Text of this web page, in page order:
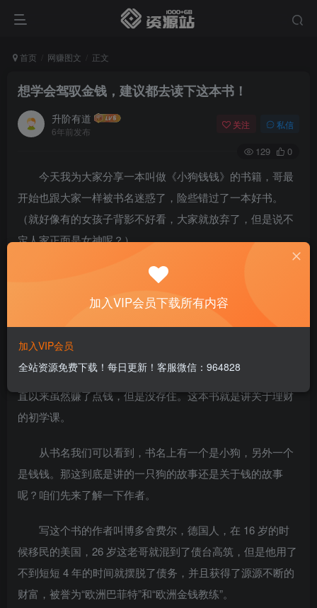
首页 网赚图文 正文
想学会驾驭金钱，建议都去读下这本书！
升阶有道
6年前发布
关注 私信
129 0
今天我为大家分享一本叫做《小狗钱钱》的书籍，哥最
开始也跟大家一样被书名迷惑了，险些错过了一本好书。
（就好像有的女孩子背影不好看，大家就放弃了，但是说不
定人家正面是女神呢？）
我认为真正的好书就是把一个非常深奥的道理讲的非常
的浅显，而小狗钱钱恰好就是这样一本书。就好像佛主告诉
句很简单的话。
这是一本什么样的书呢？这本书是讲关于理财的，哥一
直以来虽然赚了点钱，但是没存住。这本书就是讲关于理财
的初学课。
从书名我们可以看到，书名上有一个是小狗，另外一个
是钱钱。那这到底是讲的一只狗的故事还是关于钱的故事
呢？咱们先来了解一下作者。
写这个书的作者叫博多舍费尔，德国人，在 16 岁的时
候移民的美国，26 岁这老哥就混到了债台高筑，但是他用了
不到短短 4 年的时间就摆脱了债务，并且获得了源源不断的
财富，被誉为“欧洲巴菲特”和“欧洲金钱教练”。
加入VIP会员下载所有内容
加入VIP会员
全站资源免费下载！每日更新！客服微信：964828